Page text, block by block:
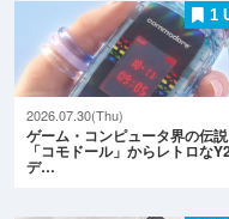
1
2026.07.30(Thu)
ゲーム・コンピュータ界の伝説
「コモドール」からレトロな
デ…